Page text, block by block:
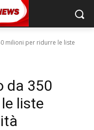
milioni per ridurre le liste
da 350
liste